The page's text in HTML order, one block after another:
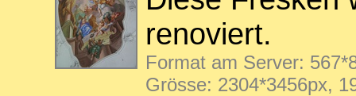
renoviert.
Format am Server:
Grösse: 2304*3456px,